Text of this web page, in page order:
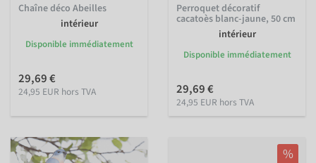
Chaîne déco Abeilles
intérieur
Disponible immédiatement
29,69 €
24,95 EUR hors TVA
Perroquet décoratif
cacatoès blanc-jaune, 50 cm
intérieur
Disponible immédiatement
29,69 €
24,95 EUR hors TVA
%